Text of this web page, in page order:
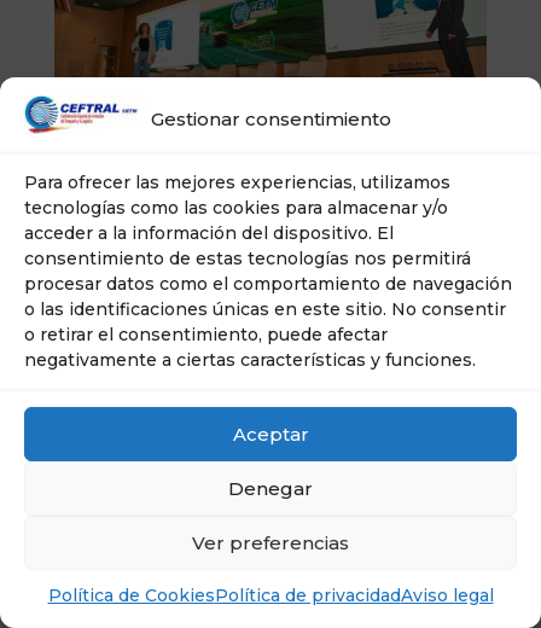
Gestionar consentimiento
Para ofrecer las mejores experiencias, utilizamos
tecnologías como las cookies para almacenar y/o
acceder a la información del dispositivo. El
consentimiento de estas tecnologías nos permitirá
procesar datos como el comportamiento de navegación
o las identificaciones únicas en este sitio. No consentir
o retirar el consentimiento, puede afectar
negativamente a ciertas características y funciones.
Aceptar
Denegar
Ver preferencias
Política de CookiesPolítica de privacidadAviso legal
Ciudad de Salta, 10 -- 28043 . MADRID